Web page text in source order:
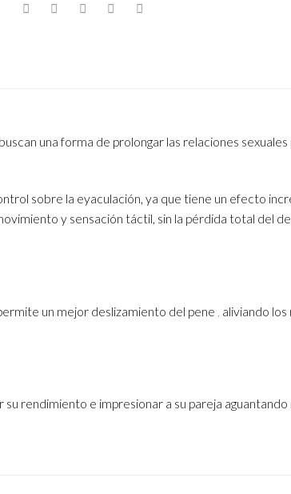
una forma de prolongar las relaciones
sobre la eyaculación, ya que tiene un efecto
y sensación táctil, sin la pérdida total del
un mejor deslizamiento del pene
aliviando los
rendimiento e impresionar a su pareja